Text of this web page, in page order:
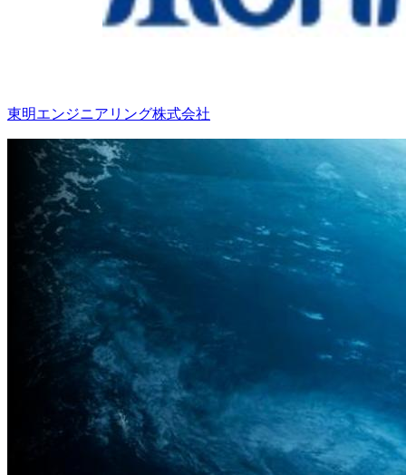
東明エンジニアリング株式会社